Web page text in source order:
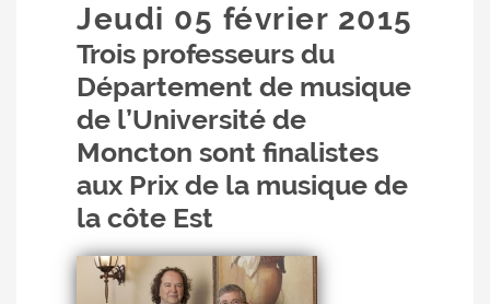
Jeudi 05 février 2015
Trois professeurs du
Département de musique
de l’Université de
Moncton sont finalistes
aux Prix de la musique de
la côte Est